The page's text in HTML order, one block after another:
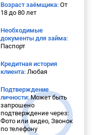
Возраст заёмщика: От
18 до 80 лет
Необходимые
документы для займа:
Паспорт
Кредитная история
клиента: Любая
Подтверждение
личности:Может быть
запрошено
подтверждение через:
Фото или видео, Звонок
по телефону